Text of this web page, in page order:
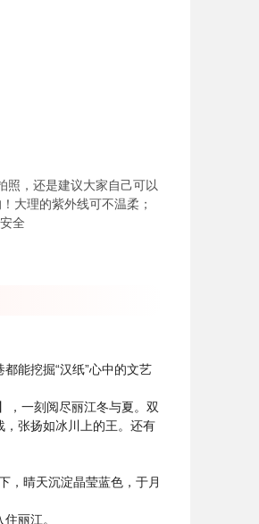
照，还是建议大家自己可以
大理的紫外线可不温柔；
全
能挖掘“汉纸”心中的文艺
，一刻阅尽丽江冬与夏。双
张扬如冰川上的王。还有
，晴天沉淀晶莹蓝色，于月
丽江。